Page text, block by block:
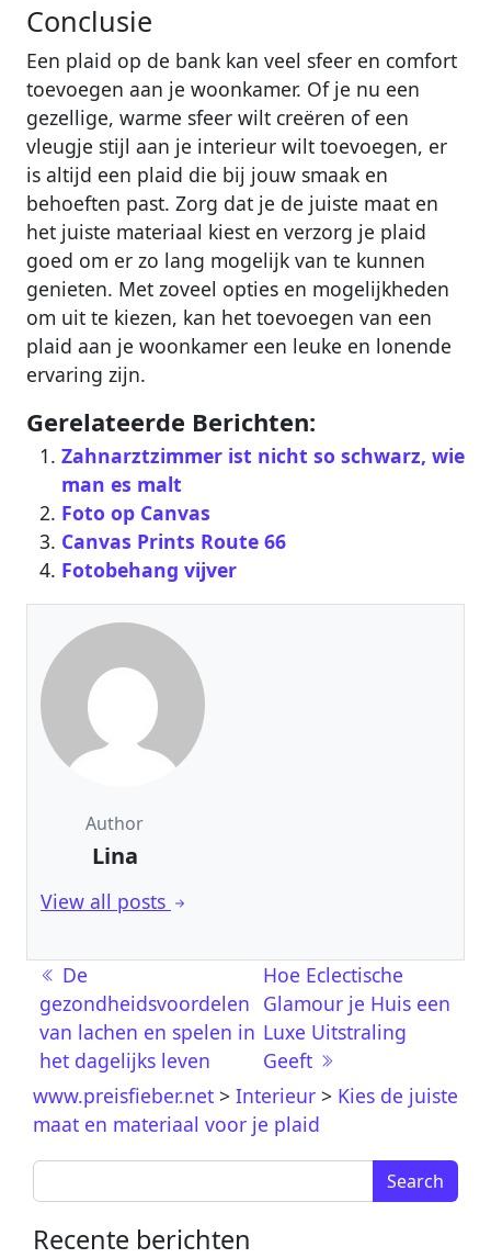
Conclusie
Een plaid op de bank kan veel sfeer en comfort
toevoegen aan je woonkamer. Of je nu een
gezellige, warme sfeer wilt creëren of een
vleugje stijl aan je interieur wilt toevoegen, er
is altijd een plaid die bij jouw smaak en
behoeften past. Zorg dat je de juiste maat en
het juiste materiaal kiest en verzorg je plaid
goed om er zo lang mogelijk van te kunnen
genieten. Met zoveel opties en mogelijkheden
om uit te kiezen, kan het toevoegen van een
plaid aan je woonkamer een leuke en lonende
ervaring zijn.
Gerelateerde Berichten:
Zahnarztzimmer ist nicht so schwarz, wie
man es malt
Foto op Canvas
Canvas Prints Route 66
Fotobehang vijver
Author
Lina
View all posts
Berichtnavigatie
De
gezondheidsvoordelen
van lachen en spelen in
het dagelijks leven
Hoe Eclectische
Glamour je Huis een
Luxe Uitstraling
Geeft
www.preisfieber.net > Interieur > Kies de juiste
maat en materiaal voor je plaid
Search for:
Recente berichten